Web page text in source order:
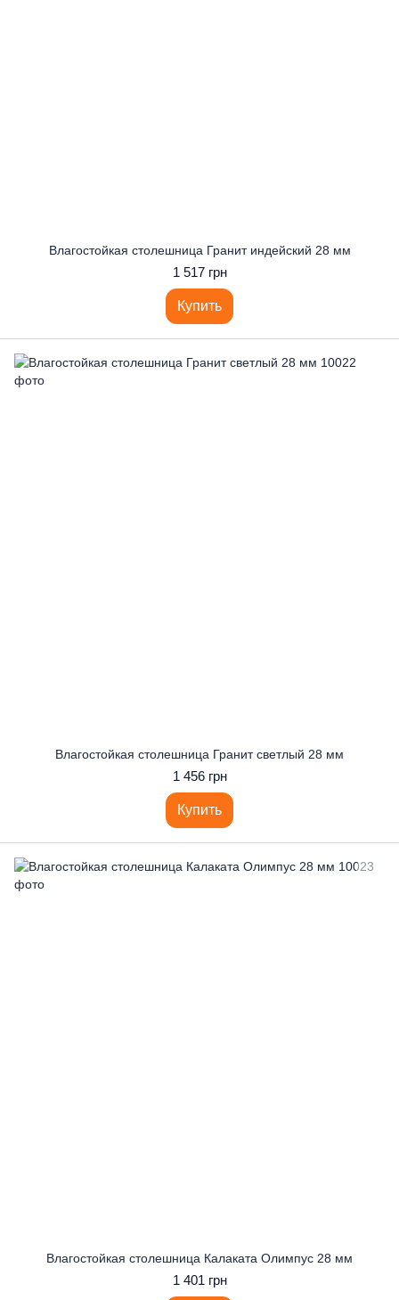
Влагостойкая столешница Гранит индейский 28 мм
1 517 грн
Купить
Влагостойкая столешница Гранит светлый 28 мм
1 456 грн
Купить
Влагостойкая столешница Калаката Олимпус 28 мм
1 401 грн